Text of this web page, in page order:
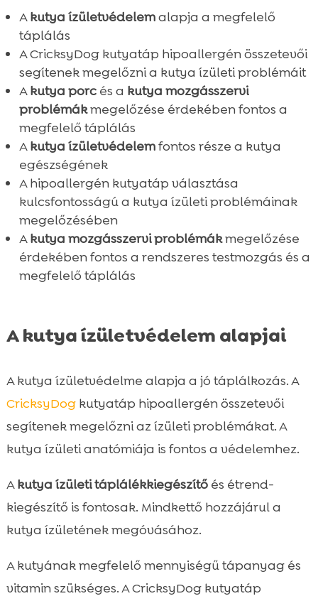
megelőzése
 Ízületvédő táplálékkiegészítők szerepe
 Hogyan válasszunk megfelelő kutyatápot?
 A CricksyDog előnyei más márkákkal
szemben
Táplálkozási útmutató különböző
életkorokban
A helyes etetési gyakorlat kialakítása
 Gyakori tévhitek a kutyák táplálásáról
 Összefoglaló
 FAQ
Akutya ízületvédelemalapja a megfelelő
táplálás
A CricksyDog kutyatáp hipoallergén összetevői
segítenek megelőzni a kutya ízületi problémáit
Akutya porcés a kutya mozgásszervi
problémákmegelőzése érdekében fontos a
megfelelő táplálás
Akutya ízületvédelemfontos része a kutya
egészségének
A hipoallergén kutyatáp választása
kulcsfontosságú a kutya ízületi problémáinak
megelőzésében
Akutya mozgásszervi problémákmegelőzése
érdekében fontos a rendszeres testmozgás és a
megfelelő táplálás
A kutya ízületvédelem alapjai
A kutya ízületvédelme alapja a jó táplálkozás. A
CricksyDogkutyatáp hipoallergén összetevői
segítenek megelőzni az ízületi problémákat. A
kutya ízületi anatómiája is fontos a védelemhez.
Akutya ízületi táplálékkiegészítőés étrend-
kiegészítő is fontosak. Mindkettő hozzájárul a
kutya ízületének megóvásához.
A kutyának megfelelő mennyiségű tápanyag és
vitamin szükséges. A CricksyDog kutyatáp